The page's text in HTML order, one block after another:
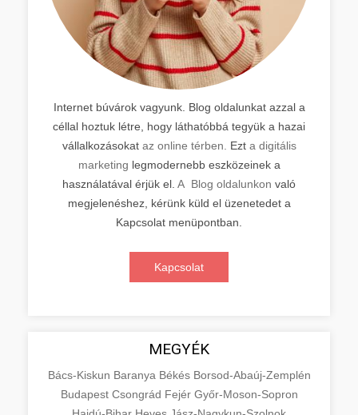
Internet búvárok vagyunk. Blog oldalunkat azzal a
céllal hoztuk létre, hogy láthatóbbá tegyük a hazai
vállalkozásokat az online térben. Ezt a digitális
marketing legmodernebb eszközeinek a
használatával érjük el. A Blog oldalunkon való
megjelenéshez, kérünk küld el üzenetedet a
Kapcsolat menüpontban.
Kapcsolat
MEGYÉK
Bács-Kiskun Baranya Békés Borsod-Abaúj-Zemplén
Budapest Csongrád Fejér Győr-Moson-Sopron